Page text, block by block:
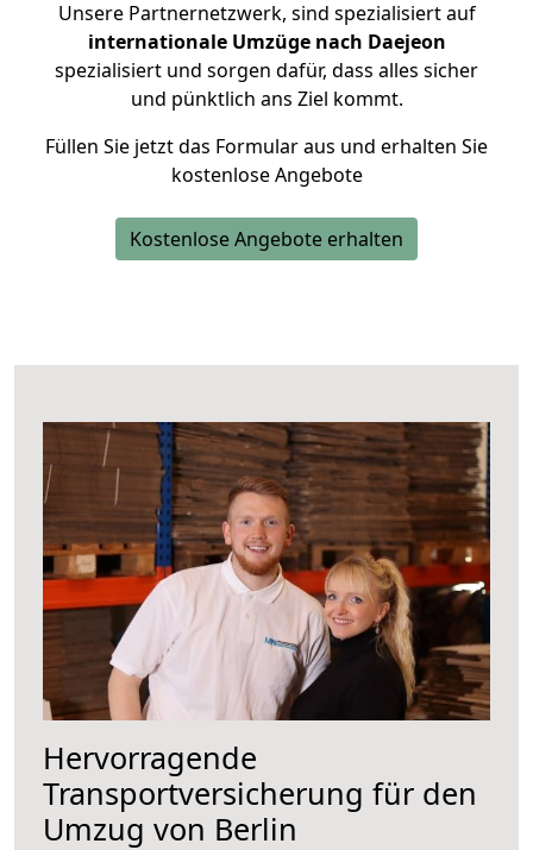
Unsere Partnernetzwerk, sind spezialisiert auf
internationale Umzüge nach Daejeon
spezialisiert und sorgen dafür, dass alles sicher
und pünktlich ans Ziel kommt.
Füllen Sie jetzt das Formular aus und erhalten Sie
kostenlose Angebote
Kostenlose Angebote erhalten
Hervorragende
Transportversicherung für den
Umzug von Berlin